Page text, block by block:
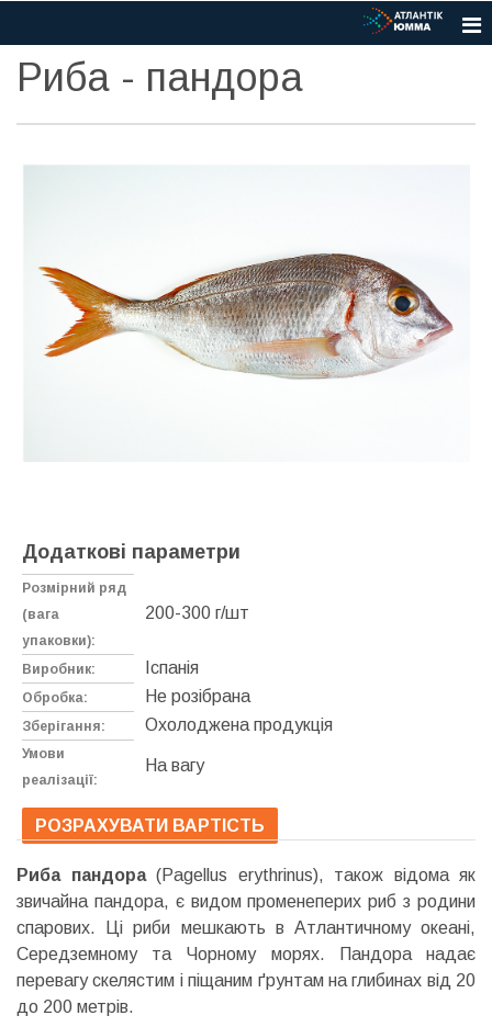
Риба - пандора
Додаткові параметри
Розмірний ряд
(вага
упаковки):
200-300 г/шт
Виробник: Іспанія
Обробка: Не розібрана
Зберігання: Охолоджена продукція
Умови
реалізації:
На вагу
РОЗРАХУВАТИ ВАРТІСТЬ
Риба пандора(Pagellus erythrinus), також відома як
звичайна пандора, є видом променеперих риб з родини
спарових. Ці риби мешкають в Атлантичному океані,
Середземному та Чорному морях. Пандора надає
перевагу скелястим і піщаним ґрунтам на глибинах від 20
до 200 метрів.